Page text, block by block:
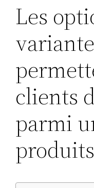
Les
clients
parmi